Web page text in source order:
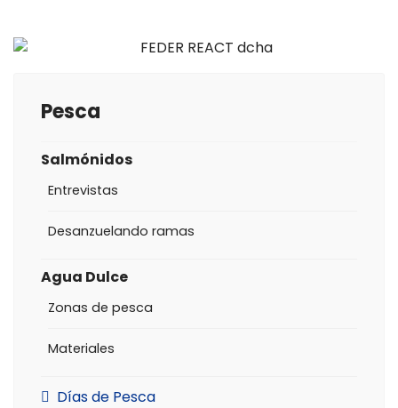
Pesca
Salmónidos
Entrevistas
Desanzuelando ramas
Agua Dulce
Zonas de pesca
Materiales
Días de Pesca